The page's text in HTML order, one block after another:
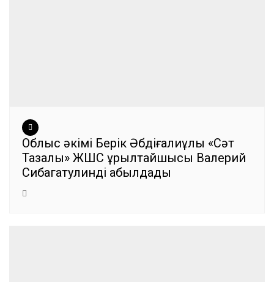
Облыс әкімі Берік Әбдіғалиұлы «Сәт
Тазалық» ЖШС құрылтайшысы Валерий
Сибагатулинді қабылдады